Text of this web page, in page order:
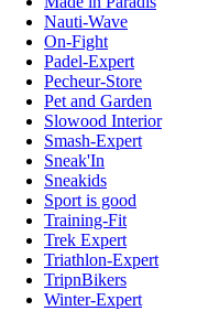
Nauti-Wave
On-Fight
Padel-Expert
Pecheur-Store
Pet and Garden
Slowood Interior
Smash-Expert
Sneak'In
Sneakids
Sport is good
Training-Fit
Trek Expert
Triathlon-Expert
TripnBikers
Winter-Expert